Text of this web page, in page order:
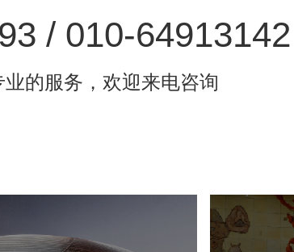
/ 010-64913142
的服务，欢迎来电咨询